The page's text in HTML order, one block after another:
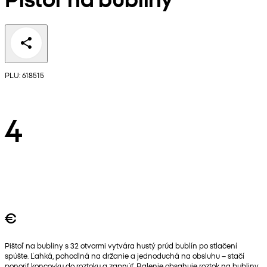
PLU: 618515
4
€
Pištoľ na bubliny s 32 otvormi vytvára hustý prúd bublín po stlačení
spúšte. Ľahká, pohodlná na držanie a jednoduchá na obsluhu – stačí